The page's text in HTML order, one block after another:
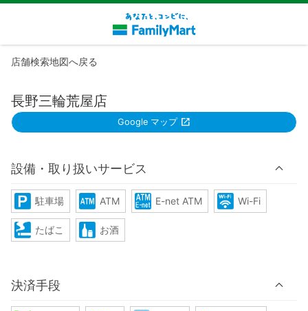
店舗検索地図へ戻る
長野三輪荒屋店
Google マップ
設備・取り扱いサービス
駐車場 ATM E-net ATM Wi-Fi
たばこ お酒
決済手段